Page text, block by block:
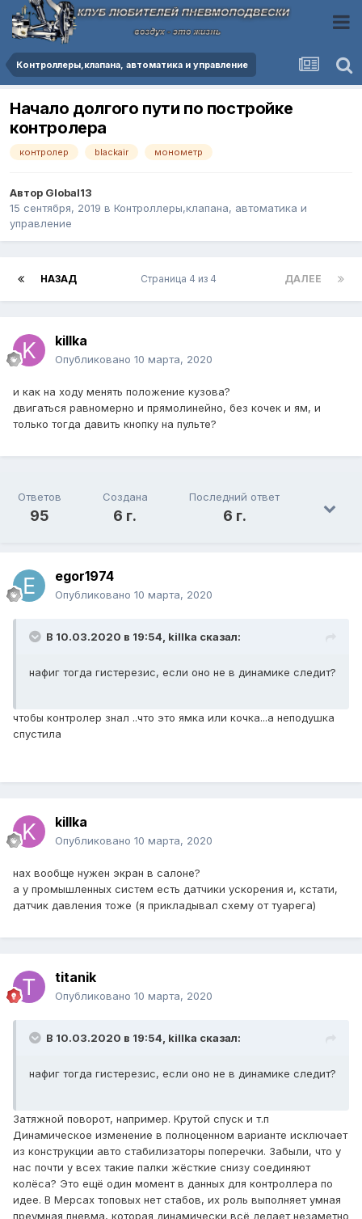
Контроллеры,клапана, автоматика и управление
Начало долгого пути по постройке
контролера
контролер blackair монометр
Автор Global13
15 сентября, 2019 в Контроллеры,клапана, автоматика и
управление
НАЗАД ДАЛЕЕ
Страница 4 из 4
killka
Опубликовано 10 марта, 2020
и как на ходу менять положение кузова?
двигаться равномерно и прямолинейно, без кочек и ям, и
только тогда давить кнопку на пульте?
Ответов
95
Создана
6 г.
Последний ответ
6 г.
egor1974
Опубликовано 10 марта, 2020
В 10.03.2020 в 19:54, killka сказал:
нафиг тогда гистерезис, если оно не в динамике следит?
чтобы контролер знал ..что это ямка или кочка...а неподушка
спустила
killka
Опубликовано 10 марта, 2020
нах вообще нужен экран в салоне?
а у промышленных систем есть датчики ускорения и, кстати,
датчик давления тоже (я прикладывал схему от туарега)
titanik
Опубликовано 10 марта, 2020
В 10.03.2020 в 19:54, killka сказал:
нафиг тогда гистерезис, если оно не в динамике следит?
Затяжной поворот, например. Крутой спуск и т.п
Динамическое изменение в полноценном варианте исключает
из конструкции авто стабилизаторы поперечки. Забыли, что у
нас почти у всех такие палки жёсткие снизу соединяют
колёса? Это ещё один момент в данных для контроллера по
идее. В Мерсах топовых нет стабов, их роль выполняет умная
преумная пневма, которая динамически всё делает незаметно